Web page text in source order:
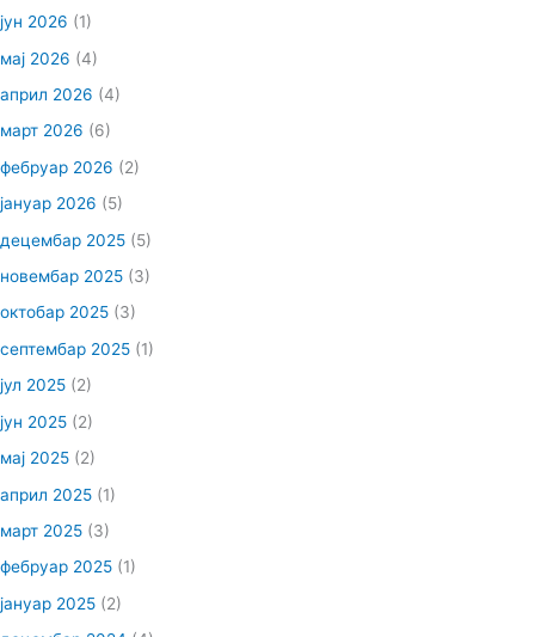
јун 2026 (1)
мај 2026 (4)
април 2026 (4)
март 2026 (6)
фебруар 2026 (2)
јануар 2026 (5)
децембар 2025 (5)
новембар 2025 (3)
октобар 2025 (3)
септембар 2025 (1)
јул 2025 (2)
јун 2025 (2)
мај 2025 (2)
април 2025 (1)
март 2025 (3)
фебруар 2025 (1)
јануар 2025 (2)